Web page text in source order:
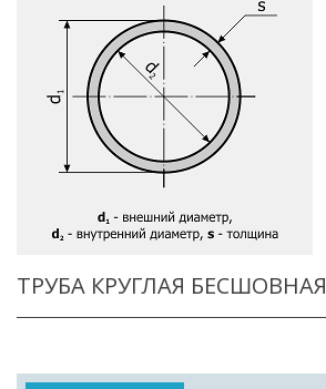
ТРУБА КРУГЛАЯ БЕСШОВНАЯ